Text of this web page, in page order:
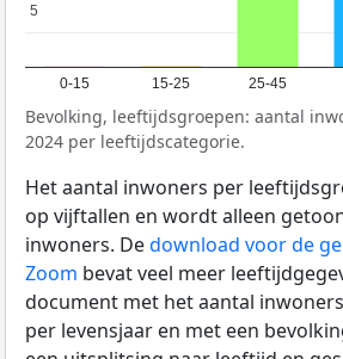
0-15 15-25 25-45
5
5
Bevolking, leeftijdsgroepen: aantal
2024 per leeftijdscategorie.
Het aantal inwoners per
op vijftallen en wordt alleen
inwoners. Dedownload voor de
Zoom bevat veel meer
document met het aantal
per levensjaar en met een